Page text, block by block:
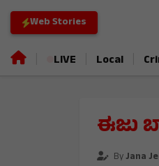
Web Stories
LIVE Local
ಈಜು
ByJana